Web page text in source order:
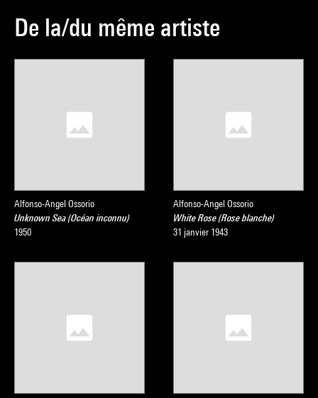
De la/du même artiste
Alfonso-Angel Ossorio
Unknown Sea (Océan inconnu)
1950
Alfonso-Angel Ossorio
White Rose (Rose blanche)
31 janvier 1943